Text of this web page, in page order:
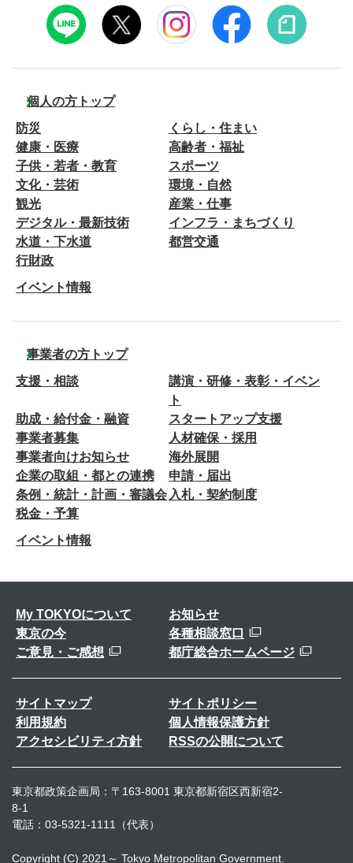
個人の方トップ
防災
くらし・住まい
健康・医療
高齢者・福祉
子供・若者・教育
スポーツ
文化・芸術
環境・自然
観光
産業・仕事
デジタル・最新技術
インフラ・まちづくり
水道・下水道
都営交通
行財政
イベント情報
事業者の方トップ
支援・相談
講演・研修・表彰・イベン
ト
助成・給付金・融資
スタートアップ支援
事業者募集
人材確保・採用
事業者向けお知らせ
海外展開
企業の取組・都との連携
申請・届出
条例・統計・計画・審議会 入札・契約制度
税金・予算
イベント情報
My TOKYOについて
お知らせ
東京の今
各種相談窓口
ご意見・ご感想
都庁総合ホームページ
サイトマップ
サイトポリシー
利用規約
個人情報保護方針
アクセシビリティ方針
RSSの公開について
東京都政策企画局：〒163-8001 東京都新宿区西新宿2-
8-1
電話：03-5321-1111（代表）
Copyright (C) 2021～ Tokyo Metropolitan Government.